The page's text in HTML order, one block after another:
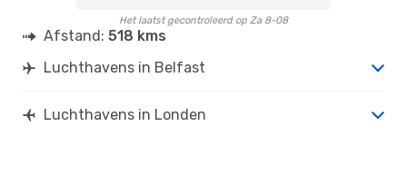
Het laatst gecontroleerd op Za 8-08
Afstand: 518 kms
Luchthavens in Belfast
Luchthavens in Londen